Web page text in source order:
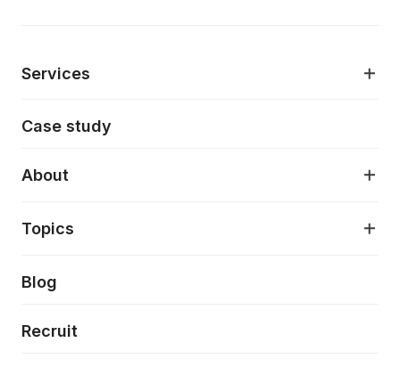
Services
AI駆動開発支援
モダナイゼーション
特徴量エンジニアリングと生成AI
デザインシステム構築支援
フロントエンド開発
Case study
About
About
当社が目指しているもの
Topics
Press release
News
Blog
Recruit